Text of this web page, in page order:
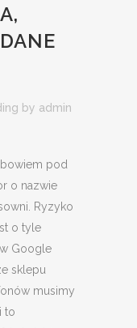
by admin
pod
o nazwie
Ryzyko
o tyle
Google
sklepu
musimy
to